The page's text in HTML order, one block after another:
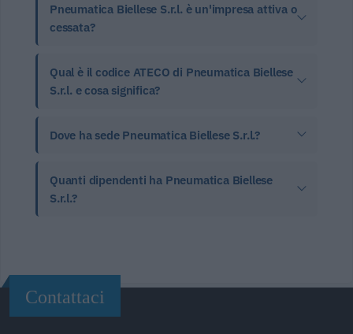
Pneumatica Biellese S.r.l. è un'impresa attiva o
cessata?
Qual è il codice ATECO di Pneumatica Biellese
S.r.l. e cosa significa?
Dove ha sede Pneumatica Biellese S.r.l.?
Quanti dipendenti ha Pneumatica Biellese
S.r.l.?
Contattaci